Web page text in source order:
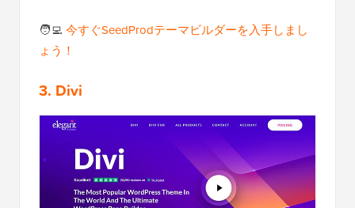
🧑‍💻 今すぐSeedProdテーマビルダーを入手しまし
ょう！
3. Divi